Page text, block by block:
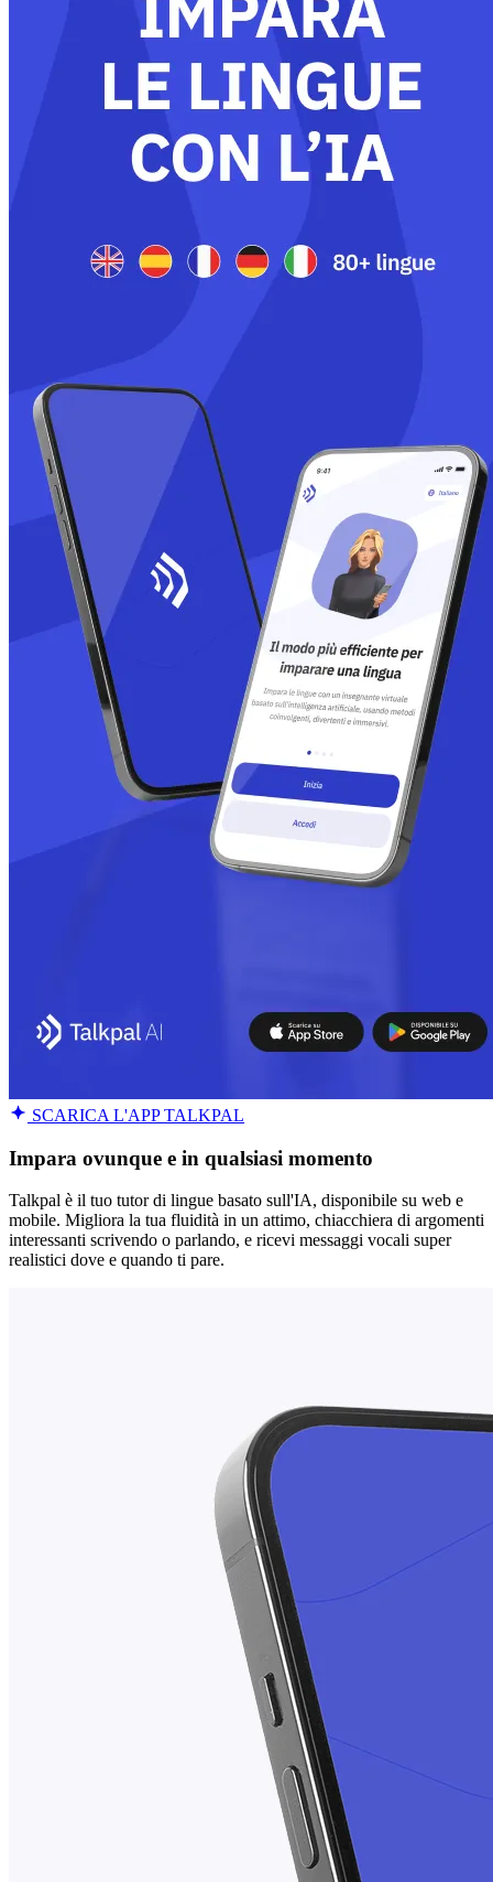
SCARICA L'APP TALKPAL
Impara ovunque e in qualsiasi momento
Talkpal è il tuo tutor di lingue basato sull'IA, disponibile su web e
mobile. Migliora la tua fluidità in un attimo, chiacchiera di argomenti
interessanti scrivendo o parlando, e ricevi messaggi vocali super
realistici dove e quando ti pare.